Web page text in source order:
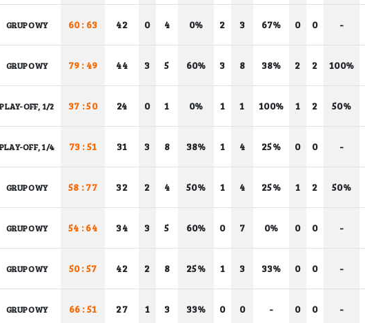
GRUPOWY 60 : 63 42 0 4 0% 2 3 67% 0 0 -
GRUPOWY 79 : 49 44 3 5 60% 3 8 38% 2 2 100%
PLAY-OFF, 1/2 37 : 50 24 0 1 0% 1 1 100% 1 2 50%
PLAY-OFF, 1/4 73 : 51 31 3 8 38% 1 4 25% 0 0 -
GRUPOWY 58 : 77 32 2 4 50% 1 4 25% 1 2 50%
GRUPOWY 54 : 64 34 3 5 60% 0 7 0% 0 0 -
GRUPOWY 50 : 57 42 2 8 25% 1 3 33% 0 0 -
GRUPOWY 66 : 51 27 1 3 33% 0 0 - 0 0 -